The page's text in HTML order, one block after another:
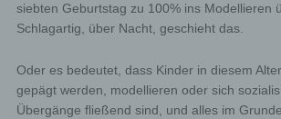
siebten Geburtstag zu 100% ins Modellieren
Schlagartig, über Nacht, geschieht das.
Oder es bedeutet, dass Kinder in diesem
gepägt werden, modellieren oder sich
Übergänge fließend sind, und alles im